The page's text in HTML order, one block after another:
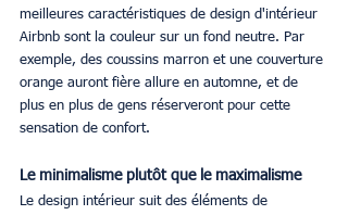
meilleures caractéristiques de design d'intérieur
Airbnb sont la couleur sur un fond neutre. Par
exemple, des coussins marron et une couverture
orange auront fière allure en automne, et de
plus en plus de gens réserveront pour cette
sensation de confort.
Le minimalisme plutôt que le maximalisme
Le design intérieur suit des éléments de